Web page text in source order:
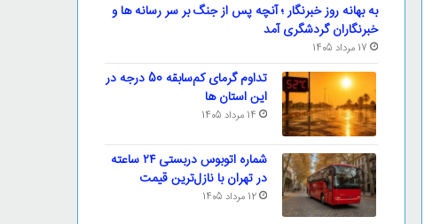
به بهانه روز خبرنگار ؛ آنچه پس از جنگ بر سر رسانه ها و
خبرنگاران گردشگری آمد
17 مرداد 1405
تداوم گرمای کم‌سابقه 50 درجه در
این استان ها
14 مرداد 1405
شماره اتوبوس دربستی ۲۴ ساعته
در تهران با نازل‌ترین قیمت
12 مرداد 1405